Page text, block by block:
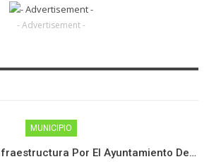
- Advertisement -
MUNICIPIO
Por El Ayuntamiento De…